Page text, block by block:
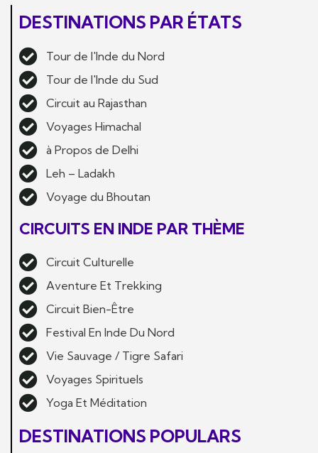
DESTINATIONS PAR ÉTATS
Tour de l'Inde du Nord
Tour de l'Inde du Sud
Circuit au Rajasthan
Voyages Himachal
à Propos de Delhi
Leh – Ladakh
Voyage du Bhoutan
CIRCUITS EN INDE PAR THÈME
Circuit Culturelle
Aventure Et Trekking
Circuit Bien-Être
Festival En Inde Du Nord
Vie Sauvage / Tigre Safari
Voyages Spirituels
Yoga Et Méditation
DESTINATIONS POPULARS